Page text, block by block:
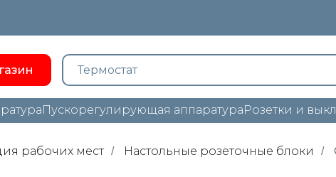
Пускорегулирующая аппаратураРозетки и
рабочих мест / Настольные розеточные блоки /